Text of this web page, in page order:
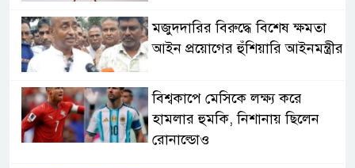
মজুদদারির বিরুদ্ধে বিশেষ ক্ষমতা
আইন প্রয়োগের হুঁশিয়ারি আইনমন্ত্রীর
বিশ্বকাপে মেসিকে লক্ষ্য করে
হামলার হুমকি, নিশানায় ছিলেন
রোনাল্ডোও